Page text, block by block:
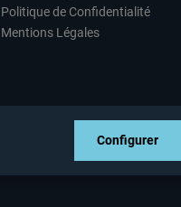
Politique de Confidentialité
Mentions Légales
Configurer